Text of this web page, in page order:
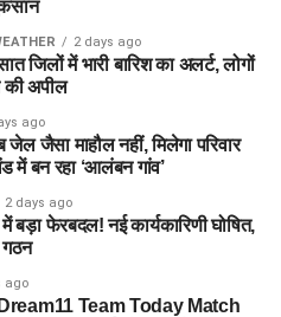
कॉम्प्लेक्स जैसा
कि यहां रहने वाली महिलाओं
2 days ago
जिलों में भारी बारिश का अलर्ट, लोगों
की अपील
ago
जेल जैसा माहौल नहीं, मिलेगा परिवार
में बन रहा ‘आलंबन गांव’
2 days ago
बड़ा फेरबदल! नई कार्यकारिणी घोषित,
गठन
ago
Team Today Match